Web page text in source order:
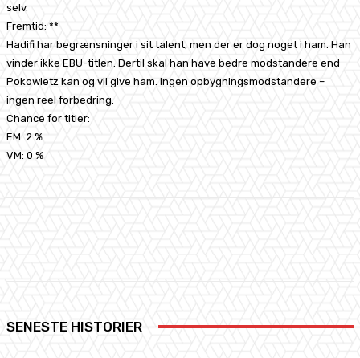
selv.
Fremtid: **
Hadifi har begrænsninger i sit talent, men der er dog noget i ham. Han
vinder ikke EBU-titlen. Dertil skal han have bedre modstandere end
Pokowietz kan og vil give ham. Ingen opbygningsmodstandere –
ingen reel forbedring.
Chance for titler:
EM: 2 %
VM: 0 %
SENESTE HISTORIER